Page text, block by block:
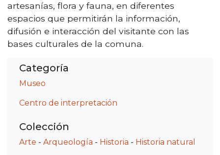
artesanías, flora y fauna, en diferentes
espacios que permitirán la información,
difusión e interacción del visitante con las
bases culturales de la comuna.
Categoría
Museo
Centro de interpretación
Colección
Arte - Arqueología - Historia - Historia natural